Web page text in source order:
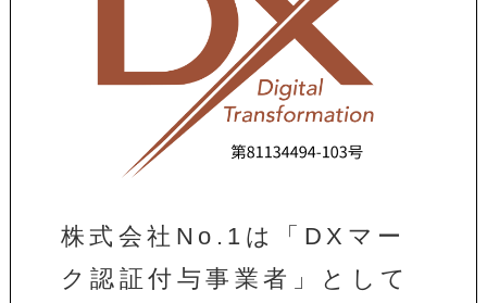
株式会社No.1は「DXマー
ク認証付与事業者」として